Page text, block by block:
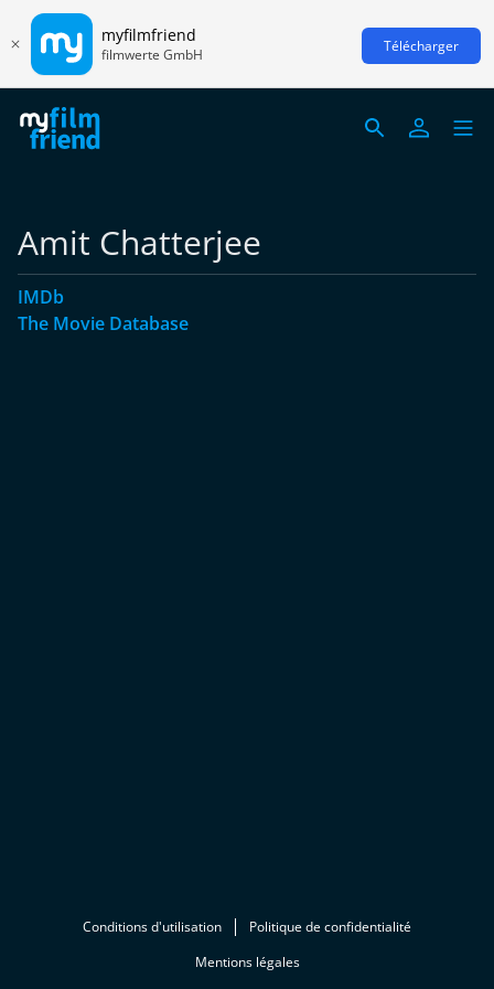
myfilmfriend
filmwerte GmbH Télécharger
Amit Chatterjee
IMDb
The Movie Database
Conditions d'utilisation
Politique de confidentialité
Mentions légales